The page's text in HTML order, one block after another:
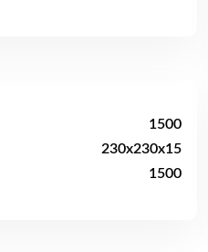
1500
230x230x15
1500